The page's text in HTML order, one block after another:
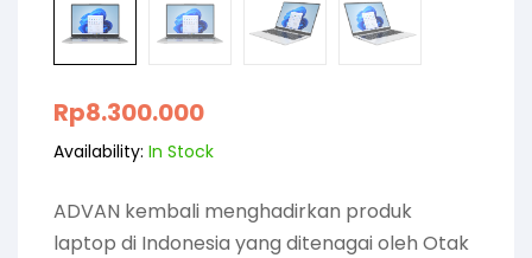
Rp8.300.000
Availability: In Stock
ADVAN kembali menghadirkan produk
laptop di Indonesia yang ditenagai oleh Otak